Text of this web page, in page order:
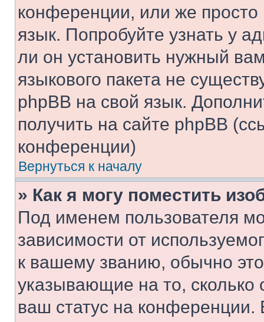
конференции, или же
язык. Попробуйте узнать у
ли он установить нужный
языкового пакета не
phpBB на свой язык.
получить на сайте phpBB
конференции)
Вернуться к началу
» Как я могу поместить
Под именем пользователя
зависимости от
к вашему званию, обычно это
указывающие на то,
ваш статус на